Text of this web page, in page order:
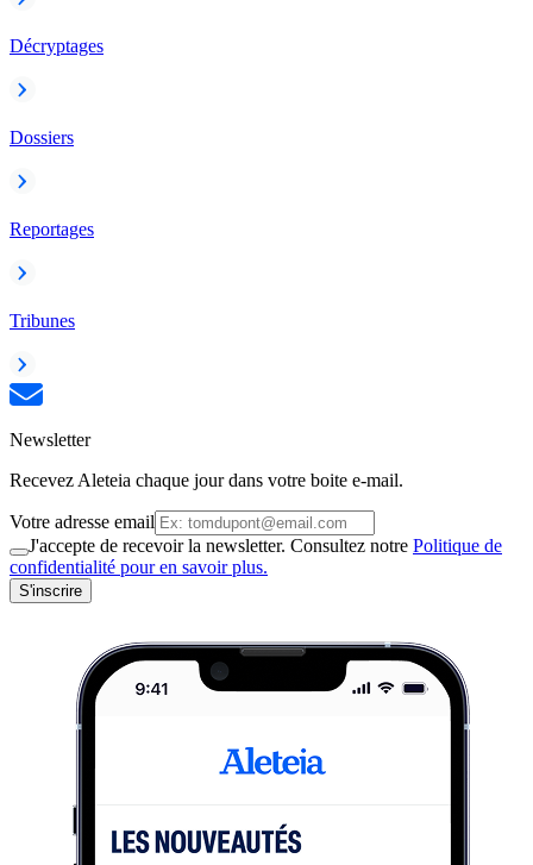
Décryptages
Dossiers
Reportages
Tribunes
Newsletter
Recevez Aleteia chaque jour dans votre boite e-mail.
Votre adresse email
J'accepte de recevoir la newsletter. Consultez notre Politique de
confidentialité pour en savoir plus.
S'inscrire